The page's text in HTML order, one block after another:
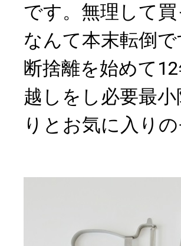
です。無理して
なんて本末転倒で
断捨離を始めて
越しをし必要最
りとお気に入り